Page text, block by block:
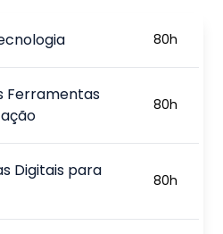
80h
Ferramentas
80h
Digitais para
80h